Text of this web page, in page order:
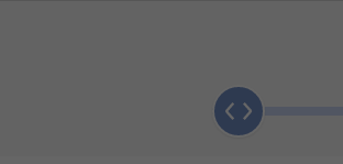
solidny montaż.• Kondycjonery
są dostępne za pośrednictwem
danych.• Kondycjonery sygnału
jak RS232, RS485 lub Ethernet.
zasięgi transmisji.